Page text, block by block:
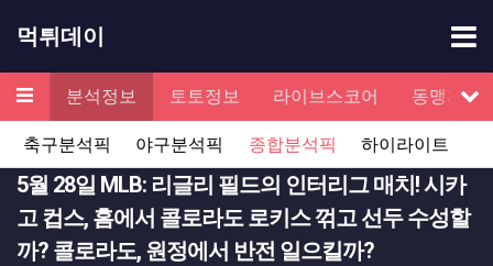
먹튀데이
메뉴
증 분석정보 토토정보 라이브스코어
동맹제휴
축구분석픽
야구분석픽 종합분석픽 하이라이트
5월 28일 MLB: 리글리 필드의 인터리그 매치! 시카
고 컵스, 홈에서 콜로라도 로키스 꺾고 선두 수성할
까? 콜로라도, 원정에서 반전 일으킬까?